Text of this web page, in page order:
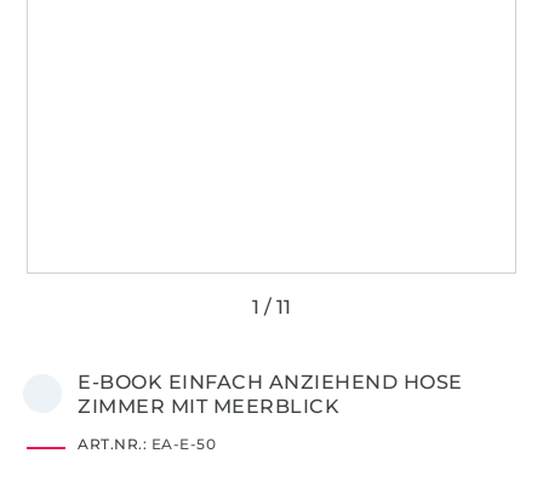
E-BOOK EINFACH ANZIEHEND HOSE
ZIMMER MIT MEERBLICK
ART.NR.: EA-E-50